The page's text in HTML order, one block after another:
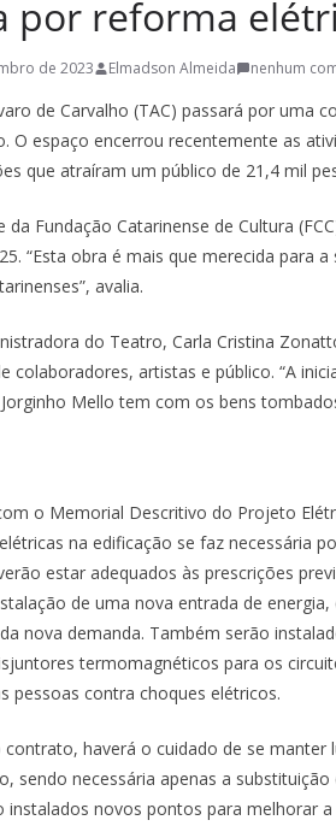
por reforma
de 2023 Elmadson Almeida nenhum
de Carvalho (TAC) passará por uma
O espaço encerrou recentemente as
que atraíram um público de 21,4 mil
da Fundação Catarinense de Cultura
“Esta obra é mais que merecida para
avalia.
do Teatro, Carla Cristina
colaboradores, artistas e público. “A
Mello tem com os bens
o Memorial Descritivo do Projeto
na edificação se faz necessária
estar adequados às prescrições
de uma nova entrada de
nova demanda. Também serão
termomagnéticos para os
pessoas contra choques elétricos.
haverá o cuidado de se
sendo necessária apenas a
instalados novos pontos para melhorar